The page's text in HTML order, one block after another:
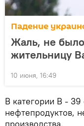
Падение
Жаль, не
жительницу
10 июня, 16:49
В категории B -
нефтепродуктов,
производства.